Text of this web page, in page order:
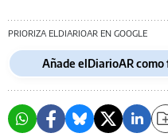
PRIORIZA ELDIARIOAR EN GOOGLE
Añade elDiarioAR